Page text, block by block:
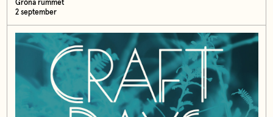
Gröna rummet
2 september